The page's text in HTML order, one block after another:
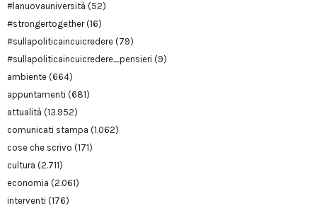
#lanuovauniversità (52)
#strongertogether(16)
#sullapoliticaincuicredere (79)
#sullapoliticaincuicredere_pensieri (9)
ambiente (664)
appuntamenti (681)
attualità (13.952)
comunicati stampa (1.062)
cose che scrivo (171)
cultura (2.711)
economia (2.061)
interventi (176)